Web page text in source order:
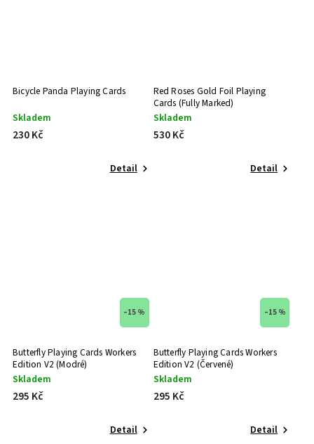
Bicycle Panda Playing Cards
Skladem
230 Kč
Detail
Red Roses Gold Foil Playing
Cards (Fully Marked)
Skladem
530 Kč
Detail
–15 %
Butterfly Playing Cards Workers
Edition V2 (Modré)
Skladem
295 Kč
Detail
–15 %
Butterfly Playing Cards Workers
Edition V2 (Červené)
Skladem
295 Kč
Detail